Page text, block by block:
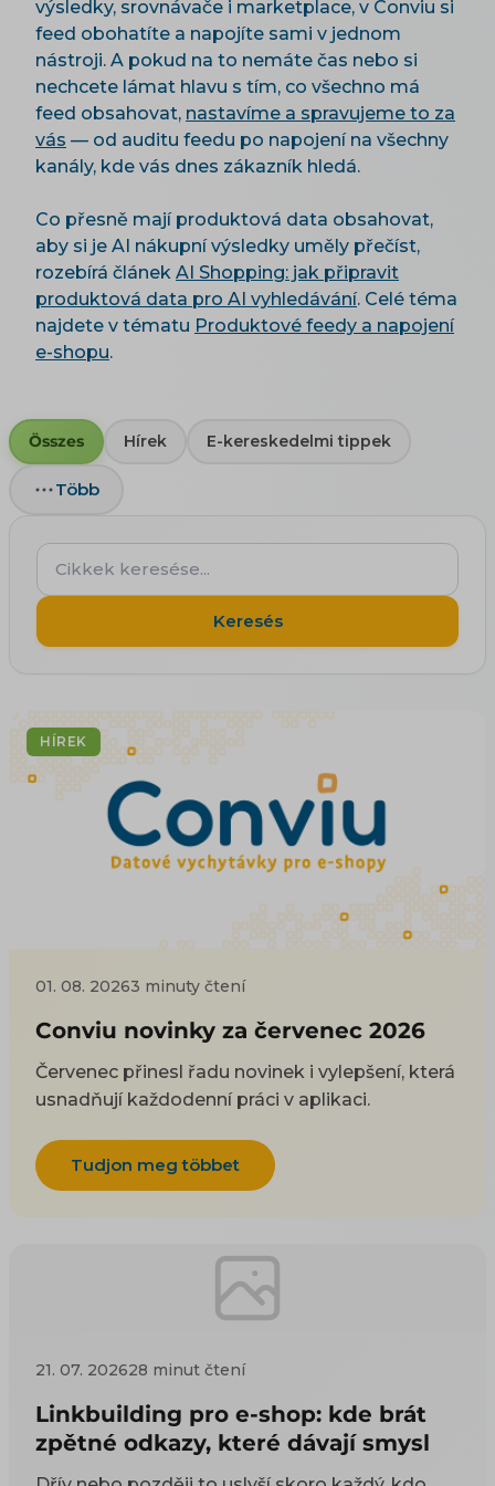
výsledky, srovnávače i marketplace, v Conviu si
feed obohatíte a napojíte sami v jednom
nástroji. A pokud na to nemáte čas nebo si
nechcete lámat hlavu s tím, co všechno má
feed obsahovat, nastavíme a spravujeme to za
vás — od auditu feedu po napojení na všechny
kanály, kde vás dnes zákazník hledá.
Co přesně mají produktová data obsahovat,
aby si je AI nákupní výsledky uměly přečíst,
rozebírá článek AI Shopping: jak připravit
produktová data pro AI vyhledávání. Celé téma
najdete v tématu Produktové feedy a napojení
e-shopu.
Összes Hírek E-kereskedelmi tippek
Több
Cikkek
keresése...
Keresés
HÍREK
01. 08. 20263 minuty čtení
Conviu novinky za červenec 2026
Červenec přinesl řadu novinek i vylepšení, která
usnadňují každodenní práci v aplikaci.
Tudjon meg többet
21. 07. 202628 minut čtení
Linkbuilding pro e-shop: kde brát
zpětné odkazy, které dávají smysl